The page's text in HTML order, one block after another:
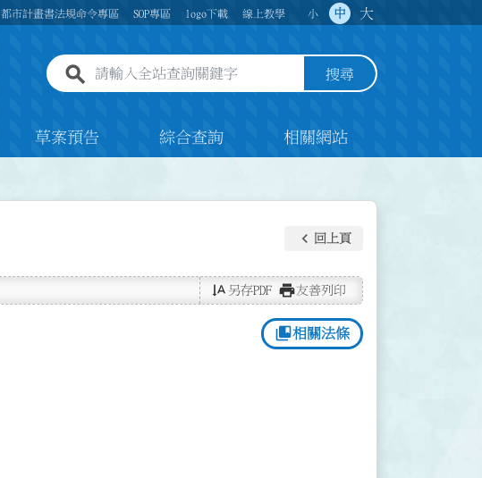
都市計畫書法規命令專區 SOP專區 logo下載 線上教學 小 中 大
全站查詢關鍵字欄位 搜尋
草案預告 綜合查詢 相關網站
keyboard_arrow_left 回上頁
text_rotate_vertical 另存PDF print友善列印
collections_bookmark相關法條